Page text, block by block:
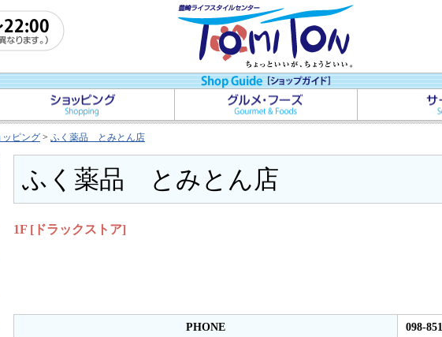
ッピング > ふく薬品 とみとん店
ふく薬品 とみとん店
1F [ドラックストア]
PHONE 098-